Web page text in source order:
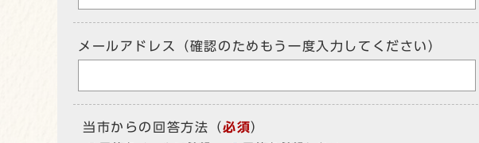
メールアドレス（確認のためもう一度入力してください）
当市からの回答方法 （必須）